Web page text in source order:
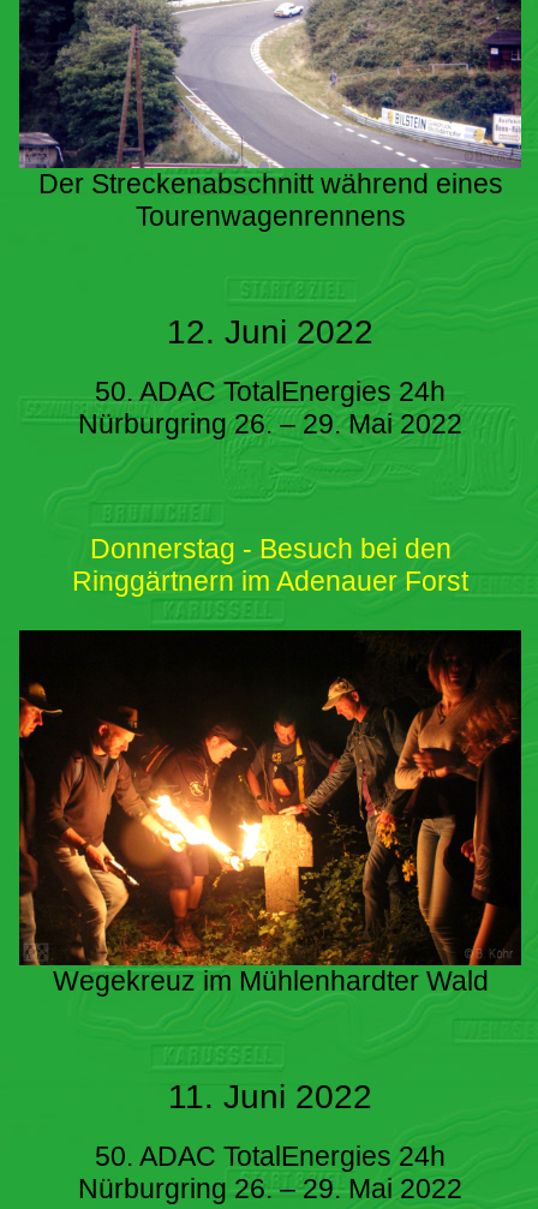
Der Streckenabschnitt während eines
Tourenwagenrennens
12. Juni 2022
50. ADAC TotalEnergies 24h
Nürburgring 26. – 29. Mai 2022
Donnerstag - Besuch bei den
Ringgärtnern im Adenauer Forst
Wegekreuz im Mühlenhardter Wald
11. Juni 2022
50. ADAC TotalEnergies 24h
Nürburgring 26. – 29. Mai 2022